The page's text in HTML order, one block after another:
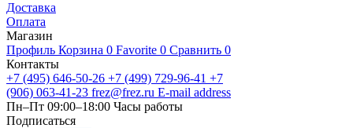
Доставка
Оплата
Магазин
Профиль Корзина 0 Favorite 0 Сравнить 0
Контакты
+7 (495) 646-50-26 +7 (499) 729-96-41 +7
(906) 063-41-23 frez@frez.ru E-mail address
Пн–Пт 09:00–18:00 Часы работы
Подписаться